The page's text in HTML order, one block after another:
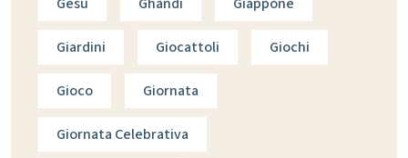
Gesù Ghandi Giappone
Giardini Giocattoli Giochi
Gioco Giornata
Giornata Celebrativa